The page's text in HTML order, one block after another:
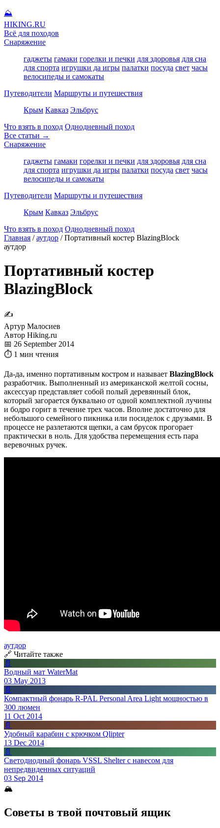
⛰
HIKING.RU
Всё для походов
Снаряжение
гаджеты гамаки горелки и печки для здоровья для сна
для спорта игрушки да игры палатки посуда свет часы
велосипеды и самокаты
Путеводители Маршруты и путешествия
Крым Кавказ Эльбрус
Что взять в поход Однодневный поход
Все статьи →
Снаряжение
гаджеты гамаки горелки и печки для здоровья для сна
для спорта игрушки да игры палатки посуда свет часы
велосипеды и самокаты
Путеводители Маршруты и путешествия
Крым Кавказ Эльбрус
Что взять в поход Однодневный поход
Главная / аутдор / Портативный костер BlazingBlock
аутдор
Портативный костер
BlazingBlock
✍
Артур Малосиев
Автор Hiking.ru
📅 26 September 2014
⏱ 1 мин чтения
Да-да, именно портативным костром и называет BlazingBlock
разработчик. Выполненный из американской желтой сосны,
аксессуар представляет собой полый деревянный блок,
который загорается буквально от одной комплектной лучины
и бодро горит в течение трех часов. Вполне достаточно для
небольшого семейного пикника или посиделок с друзьями. В
процессе не разлетаются щепки, а сам брусок прогорает
практически в ноль. Для удобства перемещения есть пара
веревочных ручек.
аутдор
🔗 Читайте также
📄
Водный мат WaterMat
03 May 2013
📄
Компактный фонарь R-PAL Personal Area Light мощностью в
300 люмен
11 Oct 2014
📄
Удобный карабин с крючком Qlipter
13 Dec 2014
📄
Светодиодный фонарь VSSL Shelter с навесом для
непредвиденных ситуаций
03 Sep 2014
🏔
Советы в твой почтовый ящик